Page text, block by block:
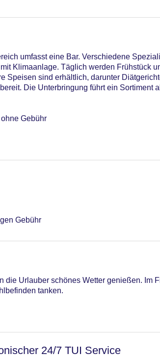
4
223
Express, Diners Club, EC Maestro,
Sterne
umfasst eine Bar. Verschiedene
Klimaanlage. Täglich werden Frühstück
Speisen sind erhältlich, darunter
Die Unterbringung führt ein Sortiment
Gebühr
Gebühr
die Urlauber schönes Wetter genießen.
tanken.
24/7 TUI Service